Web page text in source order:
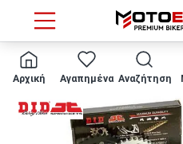
Αρχική Αγαπημένα Αναζήτηση
HOME Κατασκευαστής D.I.D - JT